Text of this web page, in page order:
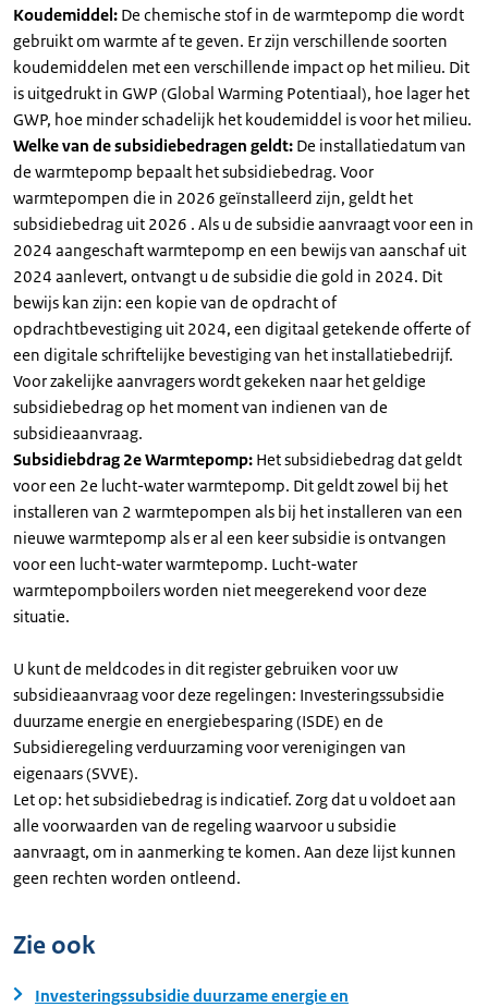
Koudemiddel: De chemische stof in de warmtepomp die wordt
gebruikt om warmte af te geven. Er zijn verschillende soorten
koudemiddelen met een verschillende impact op het milieu. Dit
is uitgedrukt in GWP (Global Warming Potentiaal), hoe lager het
GWP, hoe minder schadelijk het koudemiddel is voor het milieu.
Welke van de subsidiebedragen geldt: De installatiedatum van
de warmtepomp bepaalt het subsidiebedrag. Voor
warmtepompen die in 2026 geïnstalleerd zijn, geldt het
subsidiebedrag uit 2026 . Als u de subsidie aanvraagt voor een in
2024 aangeschaft warmtepomp en een bewijs van aanschaf uit
2024 aanlevert, ontvangt u de subsidie die gold in 2024. Dit
bewijs kan zijn: een kopie van de opdracht of
opdrachtbevestiging uit 2024, een digitaal getekende offerte of
een digitale schriftelijke bevestiging van het installatiebedrijf.
Voor zakelijke aanvragers wordt gekeken naar het geldige
subsidiebedrag op het moment van indienen van de
subsidieaanvraag.
Subsidiebdrag 2e Warmtepomp: Het subsidiebedrag dat geldt
voor een 2e lucht-water warmtepomp. Dit geldt zowel bij het
installeren van 2 warmtepompen als bij het installeren van een
nieuwe warmtepomp als er al een keer subsidie is ontvangen
voor een lucht-water warmtepomp. Lucht-water
warmtepompboilers worden niet meegerekend voor deze
situatie.
U kunt de meldcodes in dit register gebruiken voor uw
subsidieaanvraag voor deze regelingen: Investeringssubsidie
duurzame energie en energiebesparing (ISDE) en de
Subsidieregeling verduurzaming voor verenigingen van
eigenaars (SVVE).
Let op: het subsidiebedrag is indicatief. Zorg dat u voldoet aan
alle voorwaarden van de regeling waarvoor u subsidie
aanvraagt, om in aanmerking te komen. Aan deze lijst kunnen
geen rechten worden ontleend.
Zie ook
Investeringssubsidie duurzame energie en